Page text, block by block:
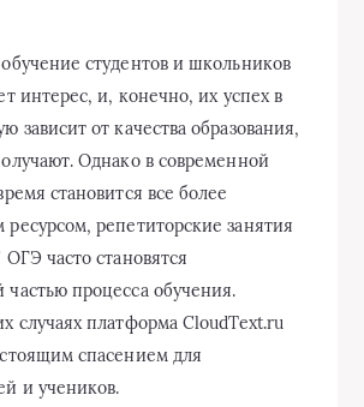
студентов и школьников
интерес, и, конечно, их успех в
зависит от качества образования,
Однако в современной
становится все более
репетиторские занятия
часто становятся
процесса обучения.
случаях платформа CloudText.ru
спасением для
и учеников.